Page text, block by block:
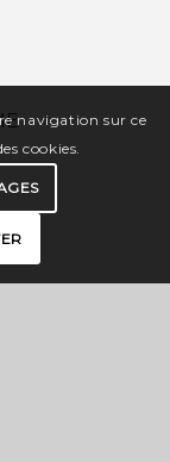
navigation sur ce
cookies.